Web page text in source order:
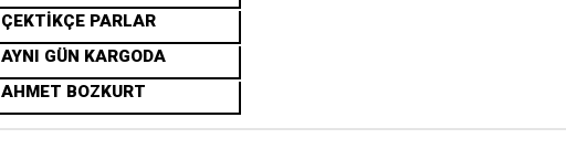
ÇEKTİKÇE PARLAR
AYNI GÜN KARGODA
AHMET BOZKURT